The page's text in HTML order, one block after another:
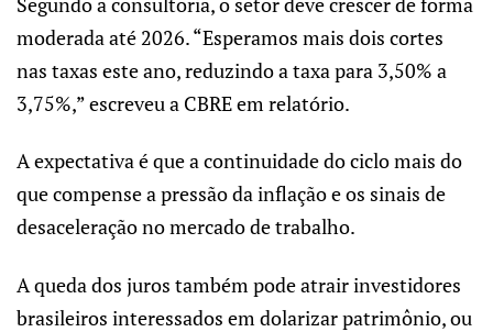
moderada até 2026. “Esperamos mais dois cortes
nas taxas este ano, reduzindo a taxa para 3,50% a
3,75%,” escreveu a CBRE em relatório.
A expectativa é que a continuidade do ciclo mais do
que compense a pressão da inflação e os sinais de
desaceleração no mercado de trabalho.
A queda dos juros também pode atrair investidores
brasileiros interessados em dolarizar patrimônio, ou